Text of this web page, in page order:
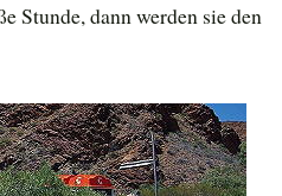
Stunde, dann werden sie den